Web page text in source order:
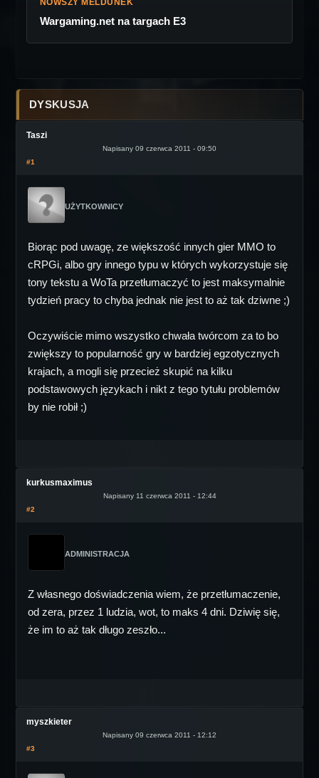
NOWSZY MELDUNEK
Wargaming.net na targach E3
DYSKUSJA
Taszi
Napisany 09 czerwca 2011 - 09:50
#1
UŻYTKOWNICY
Biorąc pod uwagę, ze większość innych gier MMO to
cRPGi, albo gry innego typu w których wykorzystuje się
tony tekstu a WoTa przetłumaczyć to jest maksymalnie
tydzień pracy to chyba jednak nie jest to aż tak dziwne ;)
Oczywiście mimo wszystko chwała twórcom za to bo
zwiększy to popularność gry w bardziej egzotycznych
krajach, a mogli się przecież skupić na kilku
podstawowych językach i nikt z tego tytułu problemów
by nie robił ;)
kurkusmaximus
Napisany 11 czerwca 2011 - 12:44
#2
ADMINISTRACJA
Z własnego doświadczenia wiem, że przetłumaczenie,
od zera, przez 1 ludzia, wot, to maks 4 dni. Dziwię się,
że im to aż tak długo zeszło...
myszkieter
Napisany 09 czerwca 2011 - 12:12
#3